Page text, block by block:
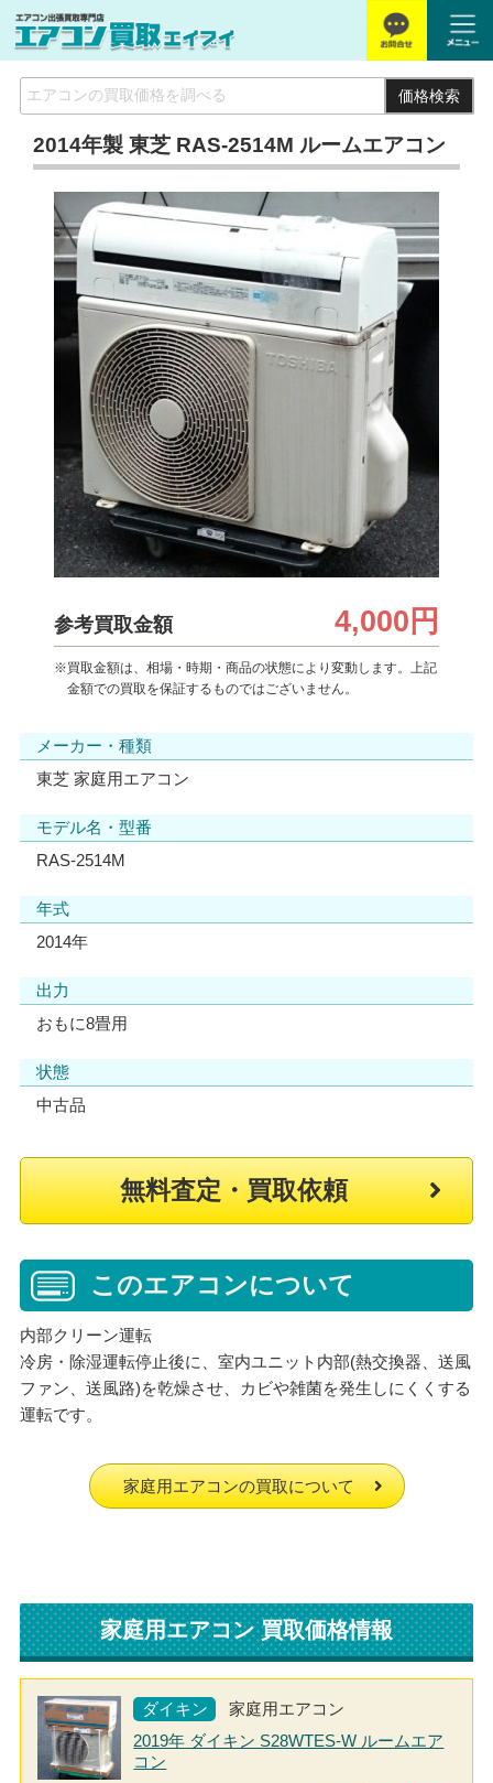
価格検索
2014年製 東芝 RAS-2514M ルームエアコン
参考買取金額 4,000円
※買取金額は、相場・時期・商品の状態により変動します。上記
金額での買取を保証するものではございません。
メーカー・種類
東芝 家庭用エアコン
モデル名・型番
RAS-2514M
年式
2014年
出力
おもに8畳用
状態
中古品
無料査定・買取依頼
このエアコンについて
内部クリーン運転
冷房・除湿運転停止後に、室内ユニット内部(熱交換器、送風
ファン、送風路)を乾燥させ、カビや雑菌を発生しにくくする
運転です。
家庭用エアコンの買取について
家庭用エアコン 買取価格情報
ダイキン
家庭用エアコン
2019年 ダイキン S28WTES-W ルームエア
コン